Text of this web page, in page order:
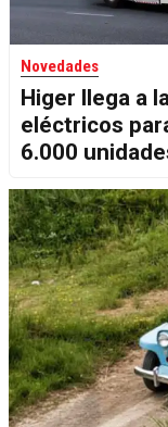
Novedades
Higer llega a
eléctricos
6.000